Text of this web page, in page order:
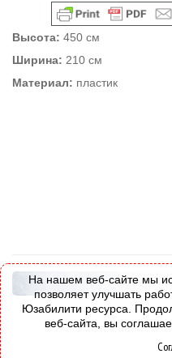
Высота: 450 см
Ширина: 210 см
Материал: пластик
На нашем веб-сайте мы
позволяет улучшать
Юзабилити ресурса.
веб-сайта, вы